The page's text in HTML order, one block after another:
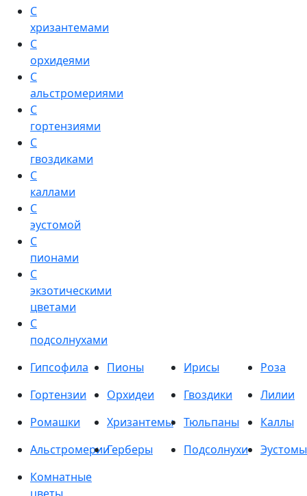
С
хризантемами
С
орхидеями
С
альстромериями
С
гортензиями
С
гвоздиками
С
каллами
С
эустомой
С
пионами
С
экзотическими
цветами
С
подсолнухами
Гипсофила
Пионы Ирисы
Роза
Гортензии
Орхидеи Гвоздики
Лилии
Ромашки
Хризантемы Тюльпаны
Каллы
АльстромерииГерберы Подсолнухи
Эустомы
Комнатные